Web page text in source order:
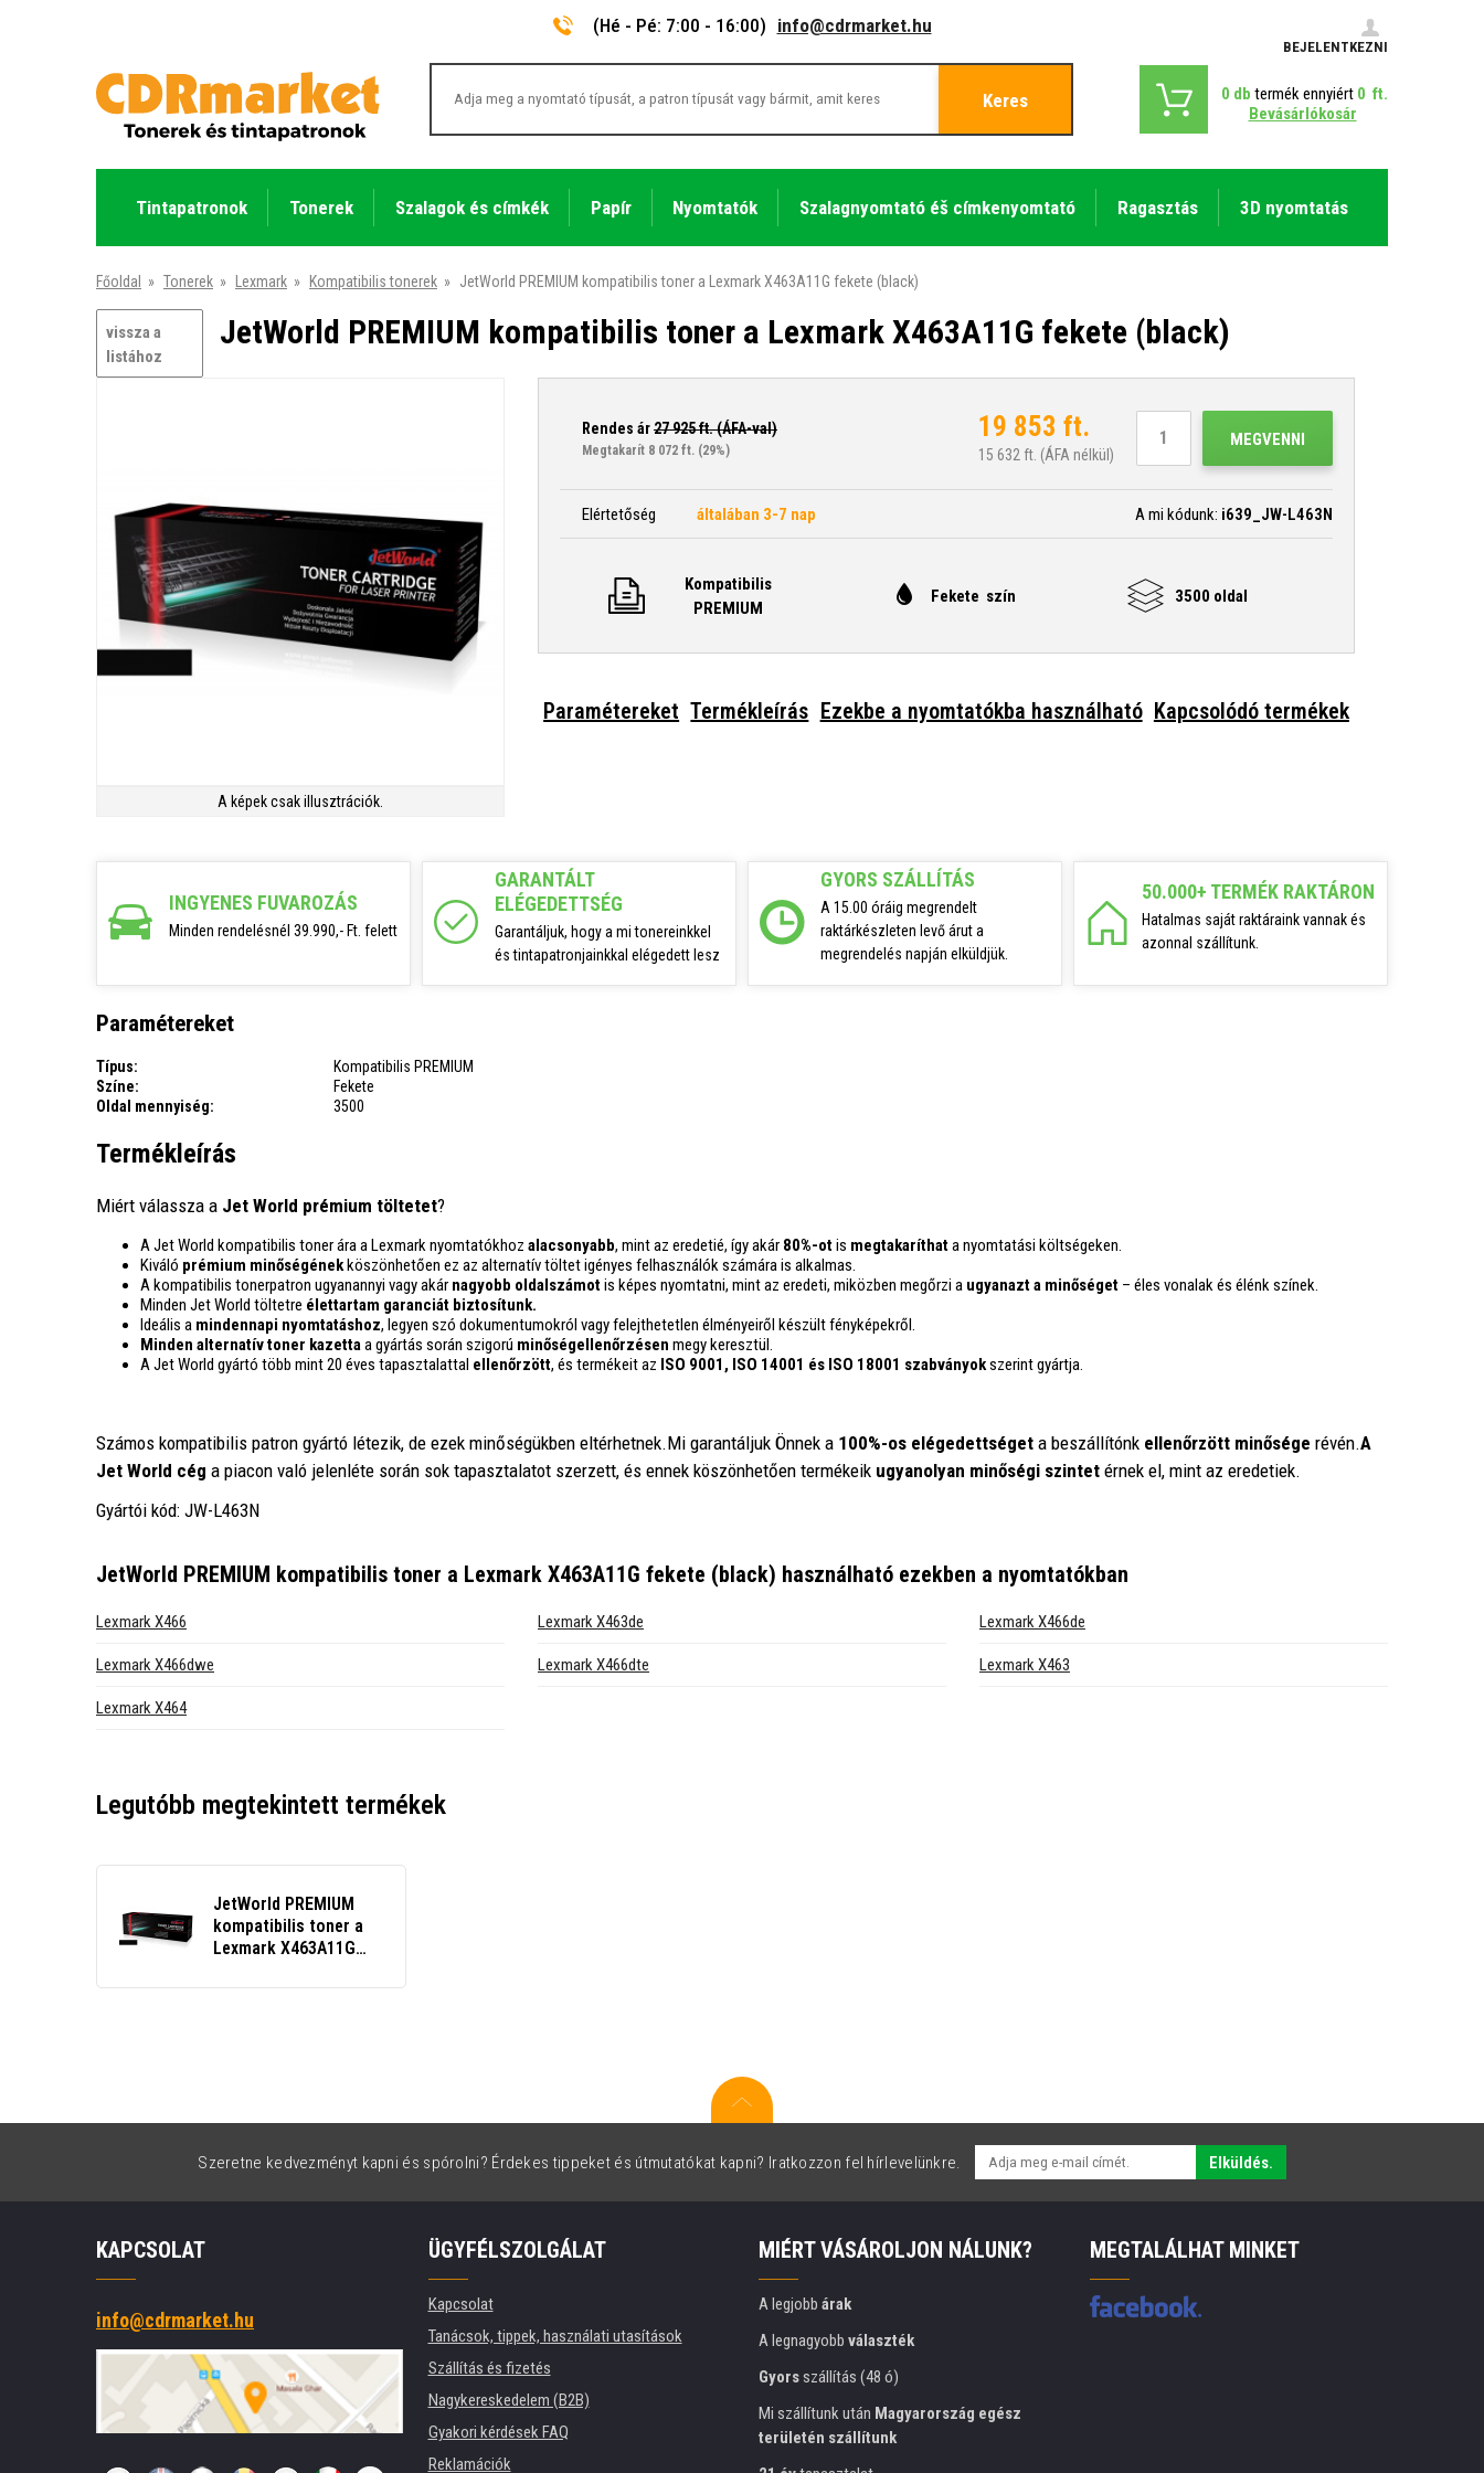
(Hé - Pé: 7:00 - 16:00) info@cdrmarket.hu
BEJELENTKEZNI
Keres 0 db termék ennyiért 0 ft.
Bevásárlókosár
Tintapatronok Tonerek Szalagok és címkék Papír Nyomtatók Szalagnyomtató éš címkenyomtató Ragasztás 3D nyomtatás
Főoldal » Tonerek » Lexmark » Kompatibilis tonerek » JetWorld PREMIUM kompatibilis toner a Lexmark X463A11G fekete (black)
vissza a
listához
JetWorld PREMIUM kompatibilis toner a Lexmark X463A11G fekete (black)
A képek csak illusztrációk.
Rendes ár27 925ft. (ÁFA-val)
Megtakarít 8 072 ft. (29%)
19 853 ft.
15 632 ft. (ÁFA nélkül)
MEGVENNI
Elértetőség általában 3-7 nap A mi kódunk: i639_JW-L463N
Kompatibilis
PREMIUM
Fekete szín 3500 oldal
Paramétereket Termékleírás Ezekbe a nyomtatókba használható Kapcsolódó termékek
INGYENES FUVAROZÁS
Minden rendelésnél 39.990,- Ft. felett
GARANTÁLT
ELÉGEDETTSÉG
Garantáljuk, hogy a mi tonereinkkel
és tintapatronjainkkal elégedett lesz
GYORS SZÁLLÍTÁS
A 15.00 óráig megrendelt
raktárkészleten levő árut a
megrendelés napján elküldjük.
50.000+ TERMÉK RAKTÁRON
Hatalmas saját raktáraink vannak és
azonnal szállítunk.
Paramétereket
Típus:
Kompatibilis PREMIUM
Színe:
Fekete
Oldal mennyiség:
3500
Termékleírás
Miért válassza a Jet World prémium töltetet?
A Jet World kompatibilis toner ára a Lexmark nyomtatókhoz alacsonyabb, mint az eredetié, így akár 80%-otis megtakaríthata nyomtatási költségeken.
Kiváló prémium minőségénekköszönhetően ez az alternatív töltet igényes felhasználók számára is alkalmas.
A kompatibilis tonerpatron ugyanannyi vagy akár nagyobb oldalszámotis képes nyomtatni, mint az eredeti, miközben megőrzi a ugyanazt a minőséget – éles vonalak és élénk színek.
Minden Jet World töltetre élettartam garanciát biztosítunk.
Ideális a mindennapi nyomtatáshoz, legyen szó dokumentumokról vagy felejthetetlen élményeiről készült fényképekről.
Minden alternatív toner kazettaa gyártás során szigorú minőségellenőrzésen megy keresztül.
A Jet World gyártó több mint 20 éves tapasztalattal ellenőrzött, és termékeit az ISO 9001, ISO 14001 és ISO 18001 szabványokszerint gyártja.
Számos kompatibilis patron gyártó létezik, de ezek minőségükben eltérhetnek.Mi garantáljuk Önnek a 100%-os elégedettséget a beszállítónk ellenőrzött minősége révén.A
Jet World cég a piacon való jelenléte során sok tapasztalatot szerzett, és ennek köszönhetően termékeik ugyanolyan minőségi szintet érnek el, mint az eredetiek.
Gyártói kód: JW-L463N
JetWorld PREMIUM kompatibilis toner a Lexmark X463A11G fekete (black) használható ezekben a nyomtatókban
Lexmark X466 Lexmark X463de Lexmark X466de
Lexmark X466dwe Lexmark X466dte Lexmark X463
Lexmark X464
Legutóbb megtekintett termékek
JetWorld PREMIUM
kompatibilis toner a
Lexmark X463A11G
Szeretne kedvezményt kapni és spórolni? Érdekes tippeket és útmutatókat kapni? Iratkozzon fel hírlevelünkre. Elküldés.
KAPCSOLAT
info@cdrmarket.hu
ÜGYFÉLSZOLGÁLAT
Kapcsolat
Tanácsok, tippek, használati utasítások
Szállítás és fizetés
Nagykereskedelem (B2B)
Gyakori kérdések FAQ
Reklamációk
MIÉRT VÁSÁROLJON NÁLUNK?
A legjobb árak
A legnagyobb választék
Gyorsszállítás (48 ó)
Mi szállítunk után Magyarország egész
területén szállítunk
MEGTALÁLHAT MINKET